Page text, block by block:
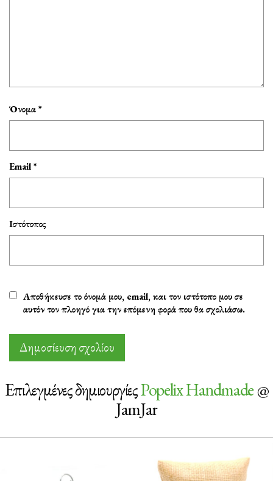
Όνομα*
Email*
Ιστότοπος
Αποθήκευσε το όνομά μου, email, και τον ιστότοπο μου σε
αυτόν τον πλοηγό για την επόμενη φορά που θα σχολιάσω.
Επιλεγμένες δημιουργίεςPopelix Handmade@
JamJar